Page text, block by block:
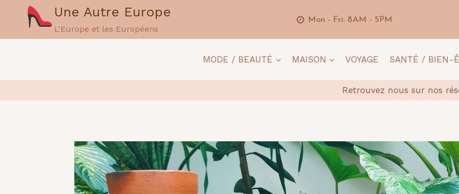
Une Autre Europe
L'Europe et les Européens
Mon - Fri: 8AM - 5PM
MODE / BEAUTÉ MAISON VOYAGE SANTÉ / BIEN-
Retrouvez nous sur nos